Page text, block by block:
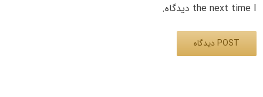
the next time I دیدگاه.